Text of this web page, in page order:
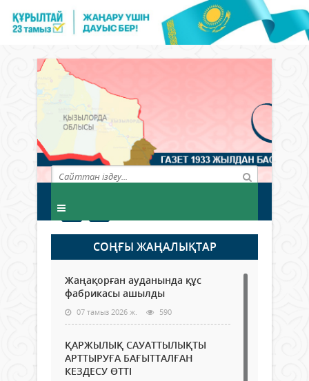
СОҢҒЫ ЖАҢАЛЫҚТАР
Жаңақорған ауданында құс
фабрикасы ашылды
07 тамыз 2026 ж. 590
ҚАРЖЫЛЫҚ САУАТТЫЛЫҚТЫ
АРТТЫРУҒА БАҒЫТТАЛҒАН
КЕЗДЕСУ ӨТТІ